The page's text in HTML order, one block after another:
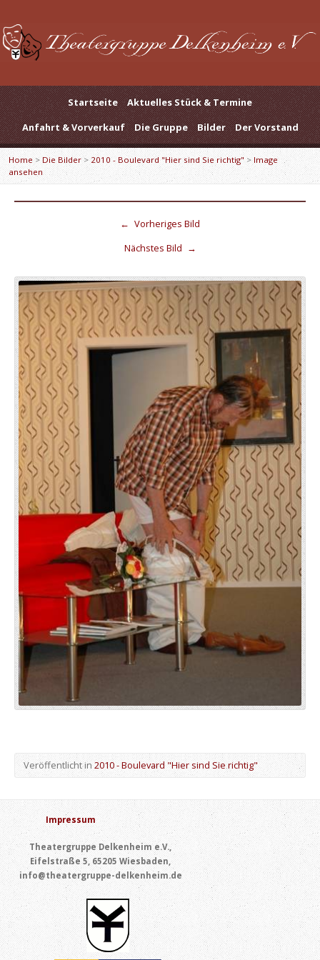
Startseite
Aktuelles Stück & Termine
Anfahrt & Vorverkauf
Die Gruppe Bilder Der Vorstand
Home > Die Bilder> 2010 - Boulevard "Hier sind Sie richtig" > Image
ansehen
← Vorheriges Bild
Nächstes Bild →
Veröffentlicht in 2010 - Boulevard "Hier sind Sie richtig"
Impressum
Theatergruppe Delkenheim e.V.,
Eifelstraße 5, 65205 Wiesbaden,
info@theatergruppe-delkenheim.de